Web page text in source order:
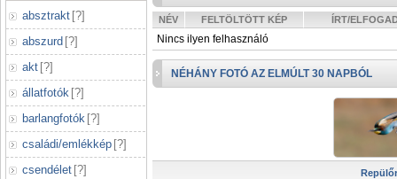
absztrakt [?]
abszurd [?]
akt [?]
állatfotók [?]
barlangfotók [?]
családi/emlékkép [?]
csendélet [?]
NÉV FELTÖLTÖTT KÉP ÍRT/
Nincs ilyen felhasználó
NÉHÁNY FOTÓ AZ ELMÚLT 30 NAPBÓL